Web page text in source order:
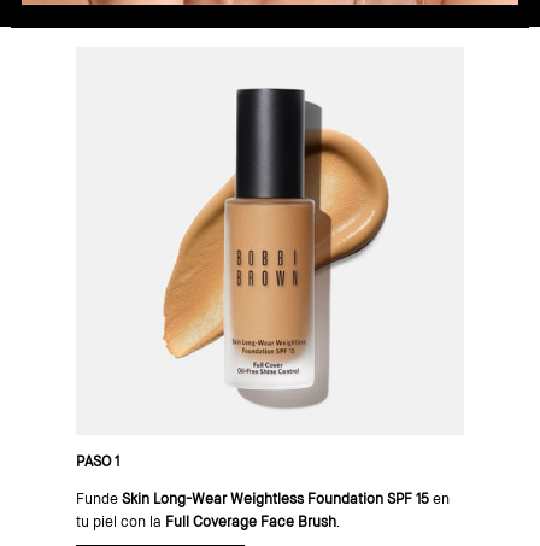
PASO 1
Funde Skin Long-Wear Weightless Foundation SPF 15en
tu piel con la Full Coverage Face Brush.